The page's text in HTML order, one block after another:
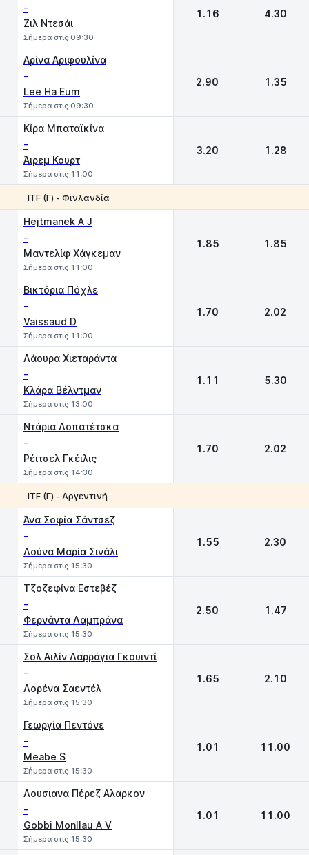
-
Ζιλ Ντεσάι
Σήμερα στις 09:30
1.16 4.30
Αρίνα Αριφουλίνα
-
Lee Ha Eum
Σήμερα στις 09:30
2.90 1.35
Κίρα Μπαταϊκίνα
-
Άιρεμ Κουρτ
Σήμερα στις 11:00
3.20 1.28
ΙTF (Γ) - Φινλανδία
Hejtmanek A J
-
Μαντελίφ Χάγκεμαν
Σήμερα στις 11:00
1.85 1.85
Βικτόρια Πόχλε
-
Vaissaud D
Σήμερα στις 11:00
1.70 2.02
Λάουρα Χιεταράντα
-
Κλάρα Βέλντμαν
Σήμερα στις 13:00
1.11 5.30
Ντάρια Λοπατέτσκα
-
Ρέιτσελ Γκέιλις
Σήμερα στις 14:30
1.70 2.02
ITF (Γ) - Αργεντινή
Άνα Σοφία Σάντσεζ
-
Λούνα Μαρία Σινάλι
Σήμερα στις 15:30
1.55 2.30
Τζοζεφίνα Εστεβέζ
-
Φερνάντα Λαμπράνα
Σήμερα στις 15:30
2.50 1.47
Σολ Αιλίν Λαρράγια Γκουιντί
-
Λορένα Σαεντέλ
Σήμερα στις 15:30
1.65 2.10
Γεωργία Πεντόνε
-
Meabe S
Σήμερα στις 15:30
1.01 11.00
Λουσιανα Πέρεζ Αλαρκον
-
Gobbi Monllau A V
Σήμερα στις 15:30
1.01 11.00